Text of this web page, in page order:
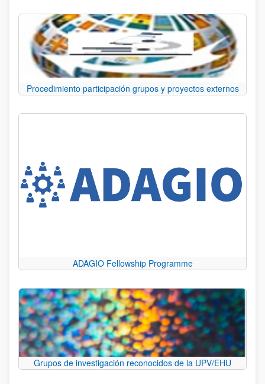
Procedimiento participación grupos y proyectos externos
ADAGIO Fellowship Programme
Grupos de investigación reconocidos de la UPV/EHU